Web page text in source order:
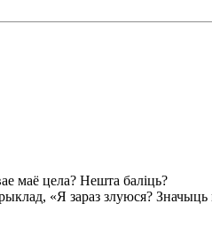
маё цела? Нешта баліць?
«Я зараз злуюся? Значыць